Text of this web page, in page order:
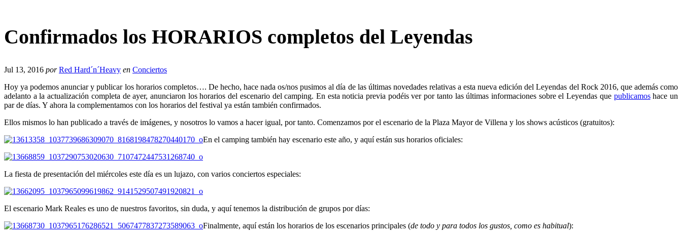
Confirmados los HORARIOS completos del Leyendas
Jul 13, 2016 por Red Hard´n´Heavy en Conciertos
Hoy ya podemos anunciar y publicar los horarios completos…. De hecho, hace nada os/nos pusimos al día de las últimas novedades relativas a esta nueva edición del Leyendas del Rock 2016, que además como
adelanto a la actualización completa de ayer, anunciaron los horarios del escenario del camping. En esta noticia previa podéis ver por tanto las últimas informaciones sobre el Leyendas que publicamoshace un
par de días. Y ahora la complementamos con los horarios del festival ya están también confirmados.
Ellos mismos lo han publicado a través de imágenes, y nosotros lo vamos a hacer igual, por tanto. Comenzamos por el escenario de la Plaza Mayor de Villena y los shows acústicos (gratuitos):
En el camping también hay escenario este año, y aquí están sus horarios oficiales:
La fiesta de presentación del miércoles este día es un lujazo, con varios conciertos especiales:
El escenario Mark Reales es uno de nuestros favoritos, sin duda, y aquí tenemos la distribución de grupos por días:
Finalmente, aquí están los horarios de los escenarios principales (de todo y para todos los gustos, como es habitual):